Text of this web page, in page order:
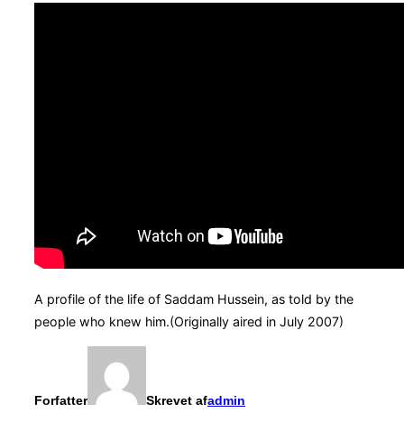
A profile of the life of Saddam Hussein, as told by the
people who knew him.(Originally aired in July 2007)
Forfatter Skrevet afadmin